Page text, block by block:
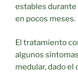
estables durante
en pocos meses.
El tratamiento
algunos
medular, dado el